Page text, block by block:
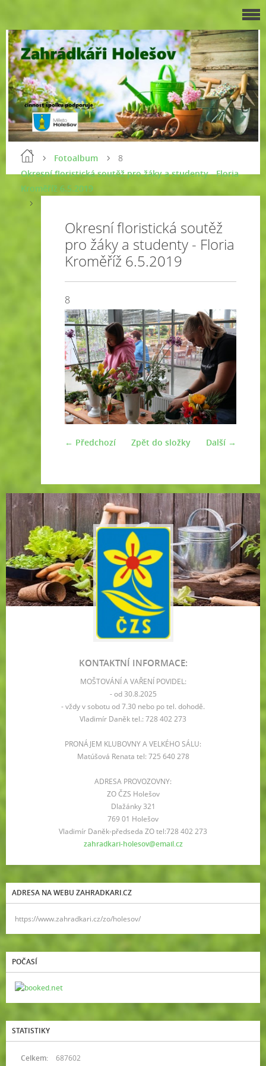
Fotoalbum
Okresní floristická soutěž pro žáky a studenty - Floria
Kroměříž 6.5.2019
8
Okresní floristická soutěž
pro žáky a studenty - Floria
Kroměříž 6.5.2019
8
← Předchozí Další →
Zpět do složky
KONTAKTNÍ INFORMACE:
MOŠTOVÁNÍ A VAŘENÍ POVIDEL:
- od 30.8.2025
- vždy v sobotu od 7.30 nebo po tel. dohodě.
Vladimír Daněk tel.: 728 402 273
PRONÁJEM KLUBOVNY A VELKÉHO SÁLU:
Matúšová Renata tel: 725 640 278
ADRESA PROVOZOVNY:
ZO ČZS Holešov
Dlažánky 321
769 01 Holešov
Vladimír Daněk-předseda ZO tel:728 402 273
zahradkari-holesov@email.cz
ADRESA NA WEBU ZAHRADKARI.CZ
https://www.zahradkari.cz/zo/holesov/
POČASÍ
STATISTIKY
Celkem: 687602